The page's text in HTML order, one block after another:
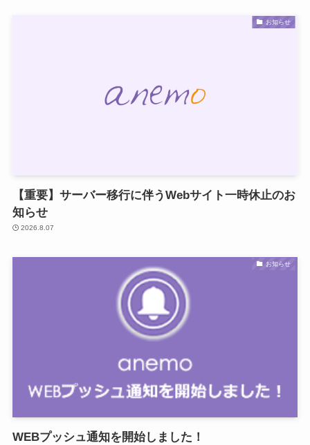
お知らせ
【重要】サーバー移行に伴うWebサイト一時休止のお
知らせ
2026.8.07
お知らせ
WEBプッシュ通知を開始しました！